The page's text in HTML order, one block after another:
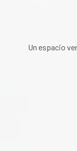
Un espacio